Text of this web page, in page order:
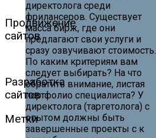
Продвижение
сайтов
Разработка
сайтов
Метки
директолога среди
фрилансеров. Существует
масса бирж, где они
предлагают свои услуги и
сразу озвучивают стоимость.
По каким критериям вам
следует выбирать? На что
обратить внимание, листая
портфолио специалиста? У
директолога (таргетолога) с
опытом должны быть
завершенные проекты с к